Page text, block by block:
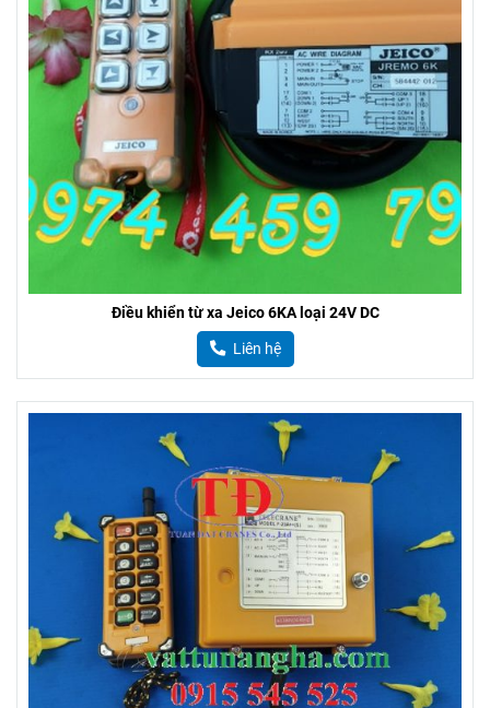
Điều khiển từ xa Jeico 6KA loại 24V DC
Liên hệ